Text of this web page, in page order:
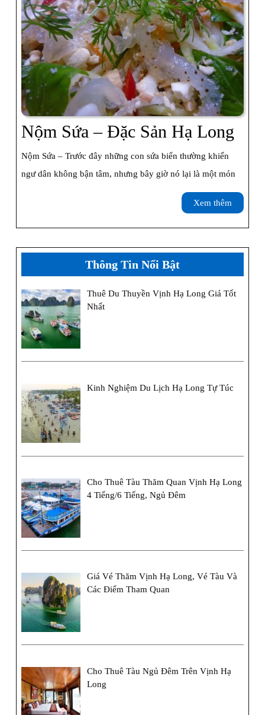
Nộm Sứa – Đặc Sản Hạ Long
–
Đặc
Sản
Nộm Sứa – Trước đây những con sứa biển thường khiến
ngư dân không bận tâm, nhưng bây giờ nó lại là một món
Xem thêm
thêm
Thông Tin Nổi Bật
Thuê Du Thuyền Vịnh Hạ Long Giá Tốt
Nhất
Kinh Nghiệm Du Lịch Hạ Long Tự Túc
Cho Thuê Tàu Thăm Quan Vịnh Hạ Long
4 Tiếng/6 Tiếng, Ngủ Đêm
Giá Vé Thăm Vịnh Hạ Long, Vé Tàu Và
Các Điểm Tham Quan
Cho Thuê Tàu Ngủ Đêm Trên Vịnh Hạ
Long